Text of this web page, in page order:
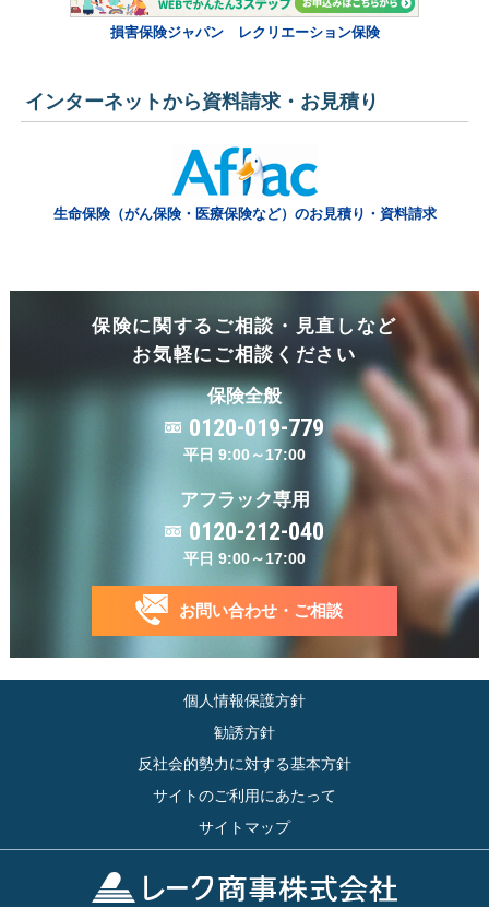
損害保険ジャパン レクリエーション保険
インターネットから資料請求・お見積り
生命保険（がん保険・医療保険など）のお見積り・資料請求
保険に関するご相談・見直しなど
お気軽にご相談ください
保険全般
0120-019-779
平日 9:00～17:00
アフラック専用
0120-212-040
平日 9:00～17:00
お問い合わせ・ご相談
個人情報保護方針
勧誘方針
反社会的勢力に対する基本方針
サイトのご利用にあたって
サイトマップ